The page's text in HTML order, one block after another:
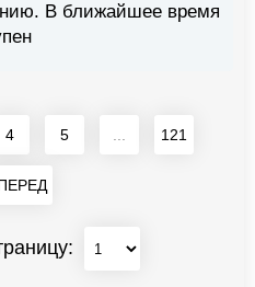
В ближайшее время
4 5 ... 121